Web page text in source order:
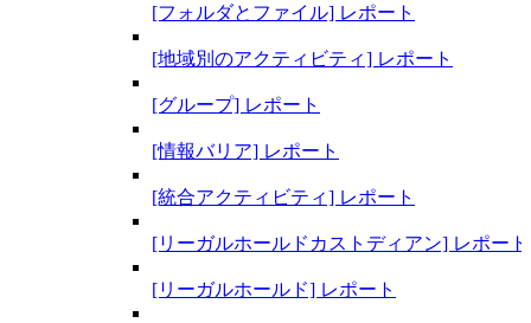
[フォルダとファイル] レポート
[地域別のアクティビティ] レポート
[グループ] レポート
[情報バリア] レポート
[統合アクティビティ] レポート
[リーガルホールドカストディアン] レポート
[リーガルホールド] レポート